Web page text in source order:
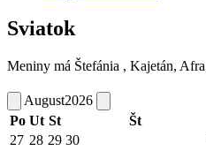
Sviatok
Meniny má Štefánia , Kajetán,
August2026
Po Ut St Št
27 28 29 30